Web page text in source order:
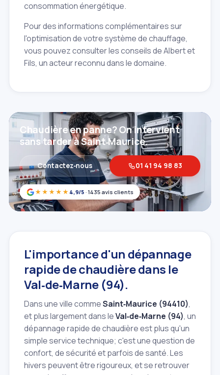
consommation énergétique.
Pour des informations complémentaires sur
l'optimisation de votre système de chauffage,
vous pouvez consulter les conseils de Albert et
Fils, un acteur reconnu dans le domaine.
★★★★★ 4,9/5 · 1435 avis clients
Chaudière en panne? On intervient
sans tarder à Saint‑Maurice.
Contactez‑nous 01 41 94 98 83
L'importance d'un dépannage
rapide de chaudière dans le
Val‑de‑Marne (94).
Dans une ville commeSaint‑Maurice (94410),
et plus largement dans leVal‑de‑Marne (94), un
dépannage rapide de chaudière est plus qu'un
simple service technique; c'est une question de
confort, de sécurité et parfois de santé. Les
hivers peuvent être rigoureux, et se retrouver